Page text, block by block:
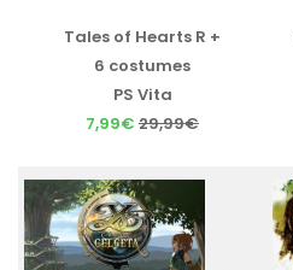
Tales of Hearts R +
6 costumes
PS Vita
7,99€ 29,99€